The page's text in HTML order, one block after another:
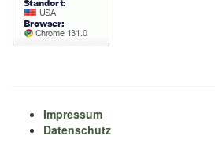
Impressum
Datenschutz